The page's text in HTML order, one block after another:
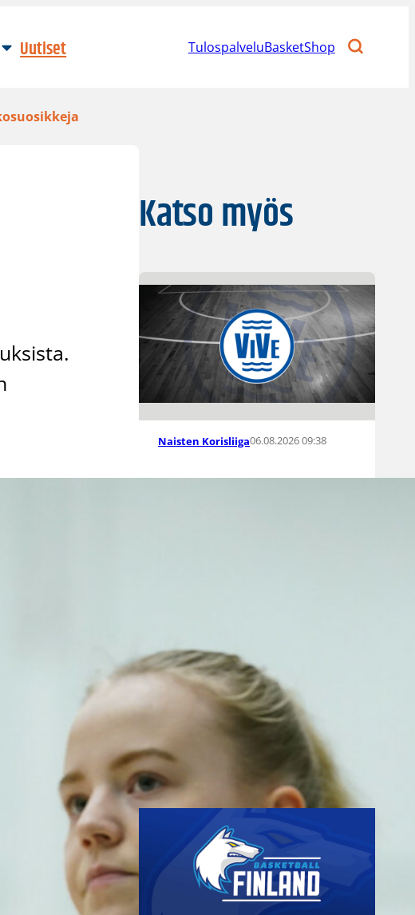
Uutiset TulospalveluBasketShop
Katso myös
Naisten Korisliiga06.08.2026 09:38
Naisten Korisliiga-kauteen
valmistautuva Vimpelin Veto on
tehnyt pelaajasopimuksen
yhdysvaltalaispelaaja Melanie
Hoytin kanssa.